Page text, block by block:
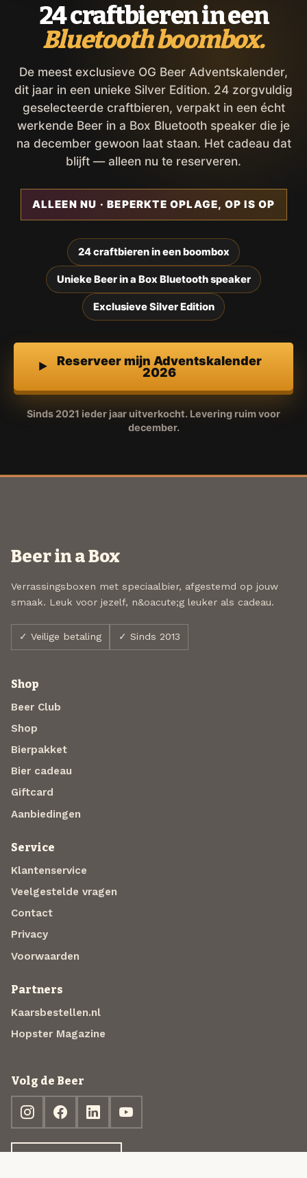
24 craftbieren in een
Bluetooth boombox.
De meest exclusieve OG Beer Adventskalender,
dit jaar in een unieke Silver Edition. 24 zorgvuldig
geselecteerde craftbieren, verpakt in een écht
werkende Beer in a Box Bluetooth speaker die je
na december gewoon laat staan. Het cadeau dat
blijft — alleen nu te reserveren.
ALLEEN NU · BEPERKTE OPLAGE, OP IS OP
24 craftbieren in een boombox
Unieke Beer in a Box Bluetooth speaker
Exclusieve Silver Edition
Reserveer mijn Adventskalender
2026
Sinds 2021 ieder jaar uitverkocht. Levering ruim voor
december.
Beer in a Box
Verrassingsboxen met speciaalbier, afgestemd op jouw
smaak. Leuk voor jezelf, n&oacute;g leuker als cadeau.
✓ Veilige betaling ✓ Sinds 2013
Shop
Beer Club
Shop
Bierpakket
Bier cadeau
Giftcard
Aanbiedingen
Service
Klantenservice
Veelgestelde vragen
Contact
Privacy
Voorwaarden
Partners
Kaarsbestellen.nl
Hopster Magazine
Volg de Beer